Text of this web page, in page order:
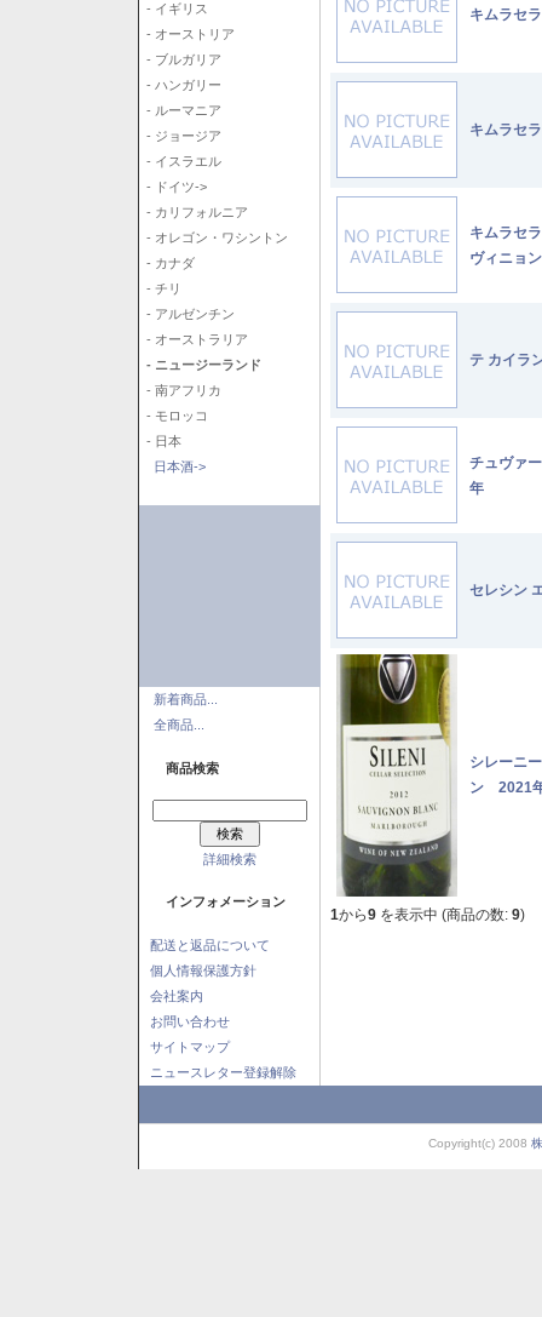
- イギリス
- オーストリア
- ブルガリア
- ハンガリー
- ルーマニア
- ジョージア
- イスラエル
- ドイツ->
- カリフォルニア
- オレゴン・ワシントン
- カナダ
- チリ
- アルゼンチン
- オーストラリア
- ニュージーランド
- 南アフリカ
- モロッコ
- 日本
日本酒->
新着商品...
全商品...
商品検索
詳細検索
インフォメーション
配送と返品について
個人情報保護方針
会社案内
お問い合わせ
サイトマップ
ニュースレター登録解除
キムラセ
キムラセ
キムラセ
ヴィニョ
テ カイ
チュヴァ
年
セレシン
シレーニ
ン 2021
1から9 を表示中 (商品の数: 9)
Copyright(c) 2008